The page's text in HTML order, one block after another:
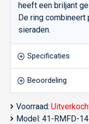
heeft een briljant
De ring combineert
sieraden.
Specificaties
Beoordeling
Voorraad:
Model: 41-RMFD-14